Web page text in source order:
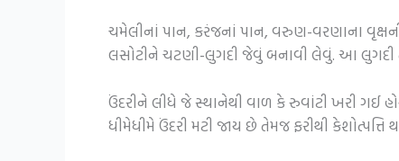
ચમેલીનાં પાન, કરંજનાં પાન, વરુણ-વરણાના
લસોટીને ચટણી-લુગદી જેવું બનાવી લેવું. આ
ઉંદરીને લીધે જે સ્થાનેથી વાળ કે રુવાંટી ખરી
ધીમેધીમે ઉંદરી મટી જાય છે તેમજ ફરીથી કેશોત્પત્તિ